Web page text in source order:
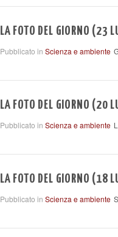
LA FOTO DEL GIORNO (23
Pubblicato in Scienza e ambiente
LA FOTO DEL GIORNO (20
Pubblicato in Scienza e ambiente
LA FOTO DEL GIORNO (18
Pubblicato in Scienza e ambiente